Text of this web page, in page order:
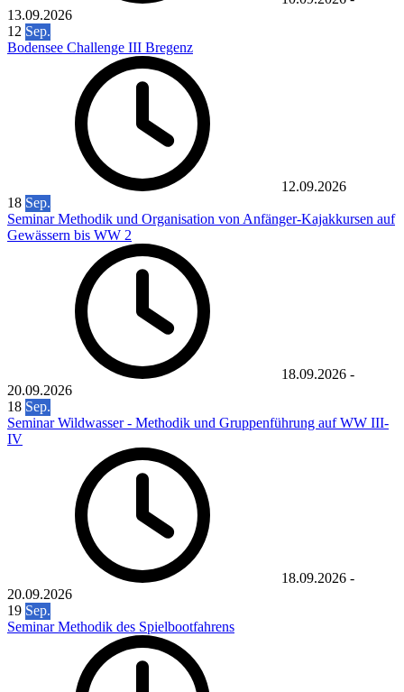
13.09.2026
12 Sep.
Bodensee Challenge III Bregenz
12.09.2026
18 Sep.
Seminar Methodik und Organisation von Anfänger-Kajakkursen auf
Gewässern bis WW 2
18.09.2026 -
20.09.2026
18 Sep.
Seminar Wildwasser - Methodik und Gruppenführung auf WW III-
IV
18.09.2026 -
20.09.2026
19 Sep.
Seminar Methodik des Spielbootfahrens